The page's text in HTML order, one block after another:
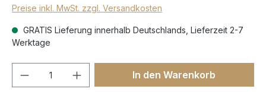
Preise inkl. MwSt. zzgl. Versandkosten
GRATIS Lieferung innerhalb Deutschlands, Lieferzeit 2-7
Werktage
In den Warenkorb